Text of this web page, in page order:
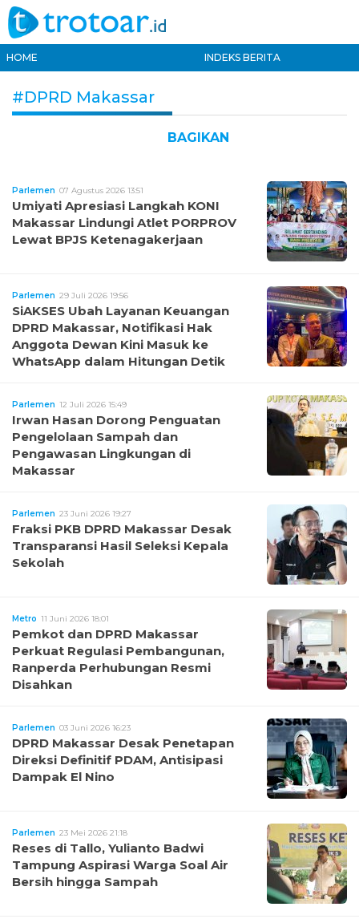
HOME INDEKS BERITA
#DPRD Makassar
BAGIKAN
Parlemen 07 Agustus 2026 13:51
Umiyati Apresiasi Langkah KONI
Makassar Lindungi Atlet PORPROV
Lewat BPJS Ketenagakerjaan
Parlemen 29 Juli 2026 19:56
SiAKSES Ubah Layanan Keuangan
DPRD Makassar, Notifikasi Hak
Anggota Dewan Kini Masuk ke
WhatsApp dalam Hitungan Detik
Parlemen 12 Juli 2026 15:49
Irwan Hasan Dorong Penguatan
Pengelolaan Sampah dan
Pengawasan Lingkungan di
Makassar
Parlemen 23 Juni 2026 19:27
Fraksi PKB DPRD Makassar Desak
Transparansi Hasil Seleksi Kepala
Sekolah
Metro 11 Juni 2026 18:01
Pemkot dan DPRD Makassar
Perkuat Regulasi Pembangunan,
Ranperda Perhubungan Resmi
Disahkan
Parlemen 03 Juni 2026 16:23
DPRD Makassar Desak Penetapan
Direksi Definitif PDAM, Antisipasi
Dampak El Nino
Parlemen 23 Mei 2026 21:18
Reses di Tallo, Yulianto Badwi
Tampung Aspirasi Warga Soal Air
Bersih hingga Sampah